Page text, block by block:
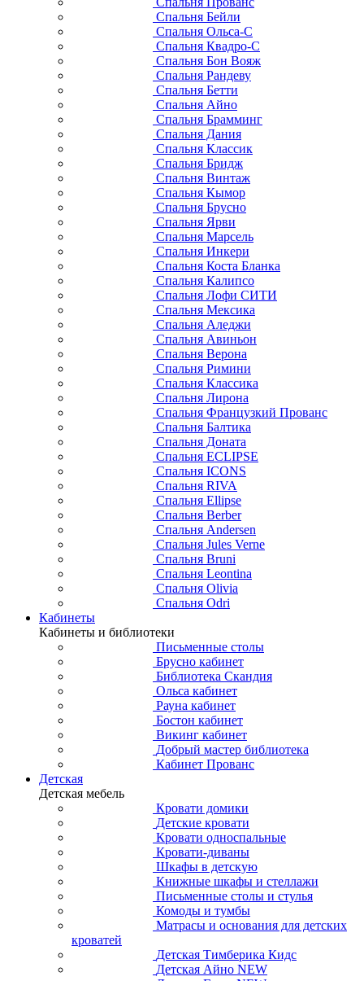
Спальня Бейли
Спальня Ольса-С
Спальня Квадро-С
Спальня Бон Вояж
Спальня Рандеву
Спальня Бетти
Спальня Айно
Спальня Брамминг
Спальня Дания
Спальня Классик
Спальня Бридж
Спальня Винтаж
Спальня Кымор
Спальня Брусно
Спальня Ярви
Спальня Марсель
Спальня Инкери
Спальня Коста Бланка
Спальня Калипсо
Спальня Лофи СИТИ
Спальня Мексика
Спальня Аледжи
Спальня Авиньон
Спальня Верона
Спальня Римини
Спальня Классика
Спальня Лирона
Спальня Французкий Прованс
Спальня Балтика
Спальня Доната
Спальня ECLIPSE
Спальня ICONS
Спальня RIVA
Спальня Ellipse
Спальня Berber
Спальня Andersen
Спальня Jules Verne
Спальня Bruni
Спальня Leontina
Спальня Olivia
Спальня Odri
Кабинеты
Кабинеты и библиотеки
Письменные столы
Брусно кабинет
Библиотека Скандия
Ольса кабинет
Рауна кабинет
Бостон кабинет
Викинг кабинет
Добрый мастер библиотека
Кабинет Прованс
Детская
Детская мебель
Кровати домики
Детские кровати
Кровати односпальные
Кровати-диваны
Шкафы в детскую
Книжные шкафы и стеллажи
Письменные столы и стулья
Комоды и тумбы
Матрасы и основания для детских
кроватей
Детская Тимберика Кидс
Детская Айно NEW